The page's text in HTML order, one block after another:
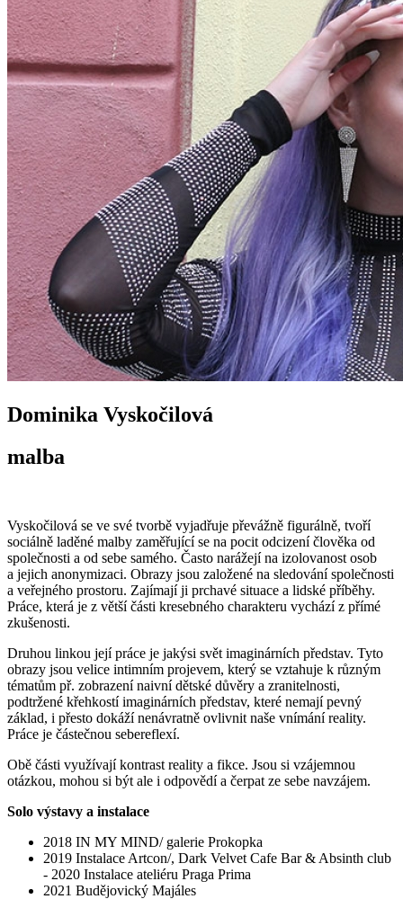
Dominika Vyskočilová
malba
Vyskočilová se ve své tvorbě vyjadřuje převážně figurálně, tvoří
sociálně laděné malby zaměřující se na pocit odcizení člověka od
společnosti a od sebe samého. Často narážejí na izolovanost osob
a jejich anonymizaci. Obrazy jsou založené na sledování společnosti
a veřejného prostoru. Zajímají ji prchavé situace a lidské příběhy.
Práce, která je z větší části kresebného charakteru vychází z přímé
zkušenosti.
Druhou linkou její práce je jakýsi svět imaginárních představ. Tyto
obrazy jsou velice intimním projevem, který se vztahuje k různým
tématům př. zobrazení naivní dětské důvěry a zranitelnosti,
podtržené křehkostí imaginárních představ, které nemají pevný
základ, i přesto dokáží nenávratně ovlivnit naše vnímání reality.
Práce je částečnou sebereflexí.
Obě části využívají kontrast reality a fikce. Jsou si vzájemnou
otázkou, mohou si být ale i odpovědí a čerpat ze sebe navzájem.
Solo výstavy a instalace
2018 IN MY MIND/ galerie Prokopka
2019 Instalace Artcon/, Dark Velvet Cafe Bar & Absinth club
- 2020 Instalace ateliéru Praga Prima
2021 Budějovický Majáles